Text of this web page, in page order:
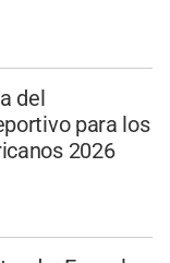
del
para los
2026